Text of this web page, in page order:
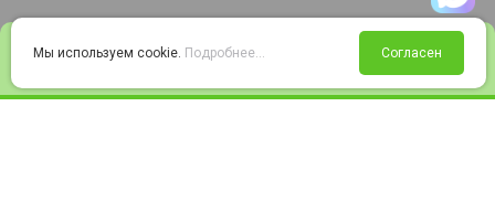
Войти Избранное Корзина
Мы используем cookie. Подробнее... Согласен